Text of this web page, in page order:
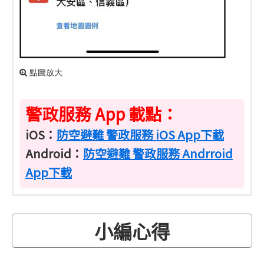
點圖放大
警政服務 App 載點：
iOS： 防空避難 警政服務 iOS App下載
Android： 防空避難 警政服務 Andrroid
App下載
小編心得